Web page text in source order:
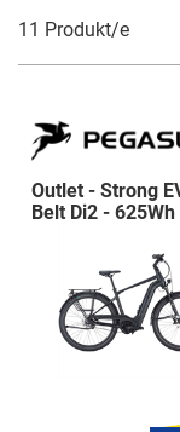
11 Produkt/e
Outlet - Strong
Belt Di2 - 625Wh